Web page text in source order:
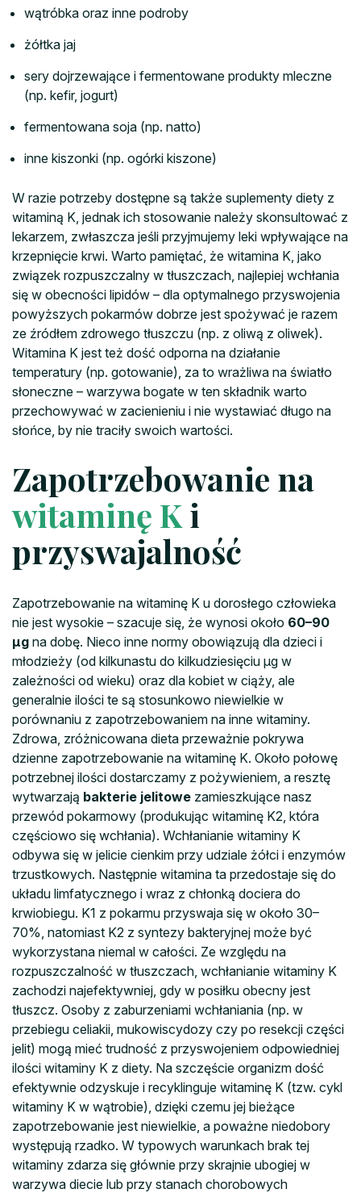
wątróbka oraz inne podroby
żółtka jaj
sery dojrzewające i fermentowane produkty mleczne
(np. kefir, jogurt)
fermentowana soja (np. natto)
inne kiszonki (np. ogórki kiszone)
W razie potrzeby dostępne są także suplementy diety z
witaminą K, jednak ich stosowanie należy skonsultować z
lekarzem, zwłaszcza jeśli przyjmujemy leki wpływające na
krzepnięcie krwi. Warto pamiętać, że witamina K, jako
związek rozpuszczalny w tłuszczach, najlepiej wchłania
się w obecności lipidów – dla optymalnego przyswojenia
powyższych pokarmów dobrze jest spożywać je razem
ze źródłem zdrowego tłuszczu (np. z oliwą z oliwek).
Witamina K jest też dość odporna na działanie
temperatury (np. gotowanie), za to wrażliwa na światło
słoneczne – warzywa bogate w ten składnik warto
przechowywać w zacienieniu i nie wystawiać długo na
słońce, by nie traciły swoich wartości.
Zapotrzebowanie na
witaminę K i
przyswajalność
Zapotrzebowanie na witaminę K u dorosłego człowieka
nie jest wysokie – szacuje się, że wynosi około 60–90
μg na dobę. Nieco inne normy obowiązują dla dzieci i
młodzieży (od kilkunastu do kilkudziesięciu μg w
zależności od wieku) oraz dla kobiet w ciąży, ale
generalnie ilości te są stosunkowo niewielkie w
porównaniu z zapotrzebowaniem na inne witaminy.
Zdrowa, zróżnicowana dieta przeważnie pokrywa
dzienne zapotrzebowanie na witaminę K. Około połowę
potrzebnej ilości dostarczamy z pożywieniem, a resztę
wytwarzają bakterie jelitowe zamieszkujące nasz
przewód pokarmowy (produkując witaminę K2, która
częściowo się wchłania). Wchłanianie witaminy K
odbywa się w jelicie cienkim przy udziale żółci i enzymów
trzustkowych. Następnie witamina ta przedostaje się do
układu limfatycznego i wraz z chłonką dociera do
krwiobiegu. K1 z pokarmu przyswaja się w około 30–
70%, natomiast K2 z syntezy bakteryjnej może być
wykorzystana niemal w całości. Ze względu na
rozpuszczalność w tłuszczach, wchłanianie witaminy K
zachodzi najefektywniej, gdy w posiłku obecny jest
tłuszcz. Osoby z zaburzeniami wchłaniania (np. w
przebiegu celiakii, mukowiscydozy czy po resekcji części
jelit) mogą mieć trudność z przyswojeniem odpowiedniej
ilości witaminy K z diety. Na szczęście organizm dość
efektywnie odzyskuje i recyklinguje witaminę K (tzw. cykl
witaminy K w wątrobie), dzięki czemu jej bieżące
zapotrzebowanie jest niewielkie, a poważne niedobory
występują rzadko. W typowych warunkach brak tej
witaminy zdarza się głównie przy skrajnie ubogiej w
warzywa diecie lub przy stanach chorobowych